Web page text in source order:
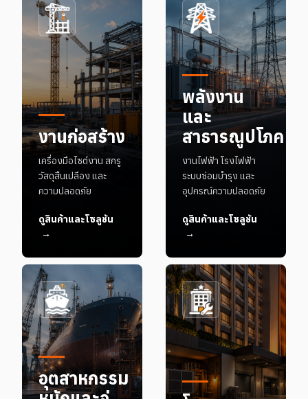
งานก่อสร้าง
เครื่องมือไซต์งาน สกรู
วัสดุสิ้นเปลือง และ
ความปลอดภัย
ดูสินค้าและโซลูชัน
→
พลังงาน
และ
สาธารณูปโภค
งานไฟฟ้า โรงไฟฟ้า
ระบบซ่อมบำรุง และ
อุปกรณ์ความปลอดภัย
ดูสินค้าและโซลูชัน
→
อุตสาหกรรม